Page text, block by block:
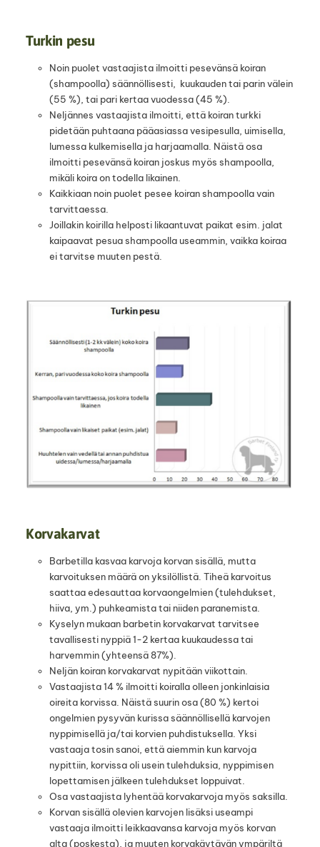
Turkin pesu
Noin puolet vastaajista ilmoitti pesevänsä koiran
(shampoolla) säännöllisesti, kuukauden tai parin välein
(55 %), tai pari kertaa vuodessa (45 %).
Neljännes vastaajista ilmoitti, että koiran turkki
pidetään puhtaana pääasiassa vesipesulla, uimisella,
lumessa kulkemisella ja harjaamalla. Näistä osa
ilmoitti pesevänsä koiran joskus myös shampoolla,
mikäli koira on todella likainen.
Kaikkiaan noin puolet pesee koiran shampoolla vain
tarvittaessa.
Joillakin koirilla helposti likaantuvat paikat esim. jalat
kaipaavat pesua shampoolla useammin, vaikka koiraa
ei tarvitse muuten pestä.
Korvakarvat
Barbetilla kasvaa karvoja korvan sisällä, mutta
karvoituksen määrä on yksilöllistä. Tiheä karvoitus
saattaa edesauttaa korvaongelmien (tulehdukset,
hiiva, ym.) puhkeamista tai niiden paranemista.
Kyselyn mukaan barbetin korvakarvat tarvitsee
tavallisesti nyppiä 1-2 kertaa kuukaudessa tai
harvemmin (yhteensä 87%).
Neljän koiran korvakarvat nypitään viikottain.
Vastaajista 14 % ilmoitti koiralla olleen jonkinlaisia
oireita korvissa. Näistä suurin osa (80 %) kertoi
ongelmien pysyvän kurissa säännöllisellä karvojen
nyppimisellä ja/tai korvien puhdistuksella. Yksi
vastaaja tosin sanoi, että aiemmin kun karvoja
nypittiin, korvissa oli usein tulehduksia, nyppimisen
lopettamisen jälkeen tulehdukset loppuivat.
Osa vastaajista lyhentää korvakarvoja myös saksilla.
Korvan sisällä olevien karvojen lisäksi useampi
vastaaja ilmoitti leikkaavansa karvoja myös korvan
alta (poskesta), ja muuten korvakäytävän ympäriltä